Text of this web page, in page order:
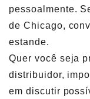
pessoalmente.
de Chicago,
estande.
Quer você seja
distribuidor,
em discutir